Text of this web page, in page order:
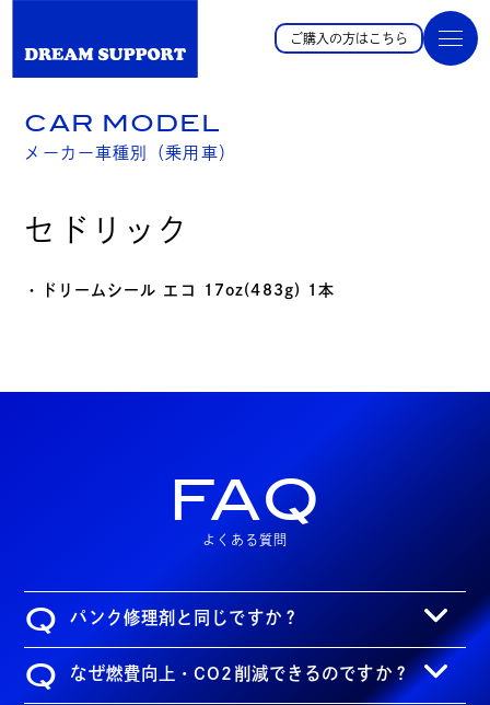
ご購入の方はこちら
CAR MODEL
メーカー車種別（乗用車）
セドリック
・ドリームシール エコ 17oz(483g) 1本
FAQ
よくある質問
Q パンク修理剤と同じですか？
Q なぜ燃費向上・CO2削減できるのですか？